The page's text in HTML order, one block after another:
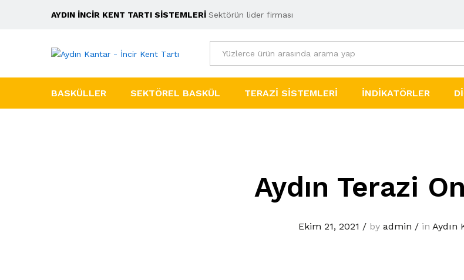
AYDIN İNCİR KENT TARTI SİSTEMLERİ Sektörün lider firması
Tümü
BASKÜLLER SEKTÖREL BASKÜL TERAZI SISTEMLERI İNDIKATÖRLER
Aydın Terazi
Ekim 21, 2021 / by admin / in Aydın